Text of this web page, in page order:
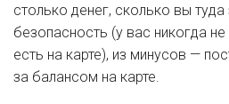
столько денег, сколько вы
безопасность (у вас никогда
есть на карте), из минусов —
за балансом на карте.